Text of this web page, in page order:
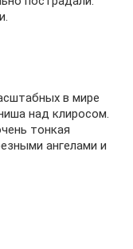
в мире
над клиросом.
тонкая
ангелами и